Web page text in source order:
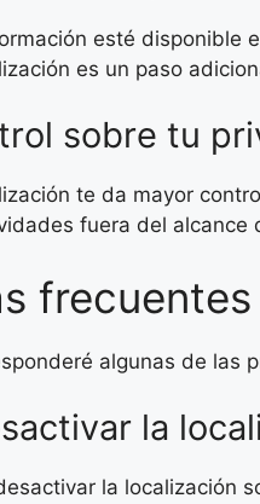
esté disponible
es un paso
sobre tu
te da mayor
fuera del alcance
algunas de las
la
la localización